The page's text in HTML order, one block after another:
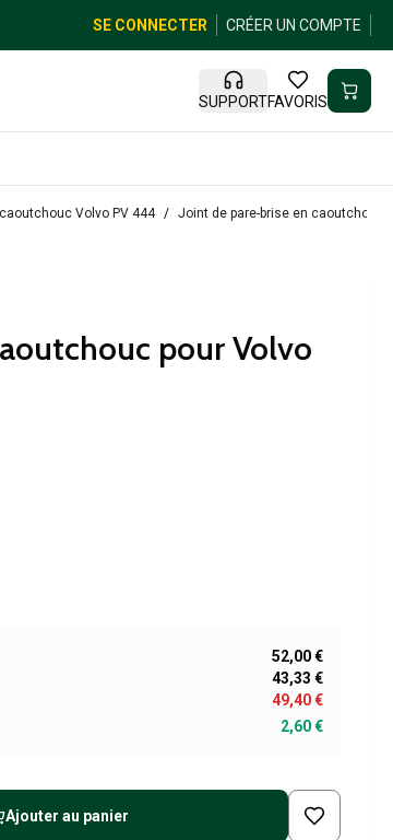
SE CONNECTER CRÉER UN COMPTE
SUPPORTFAVORIS
Volvo PV 444 Joint de pare-brise en caoutchouc
pour Volvo
52,00 €
43,33 €
49,40 €
2,60 €
Ajouter au panier